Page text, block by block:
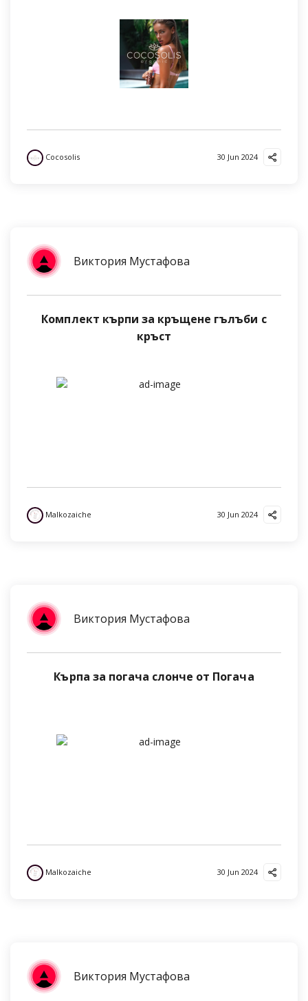
Cocosolis 30 Jun 2024
Виктория Мустафова
Комплект кърпи за кръщене гълъби с
кръст
Malkozaiche 30 Jun 2024
Виктория Мустафова
Кърпа за погача слонче от Погача
Malkozaiche 30 Jun 2024
Виктория Мустафова